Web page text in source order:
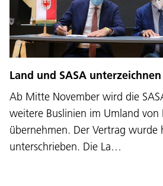
Land und SASA
Ab Mitte November wird die
weitere Buslinien im Umland von
übernehmen. Der Vertrag wurde
unterschrieben. Die La…